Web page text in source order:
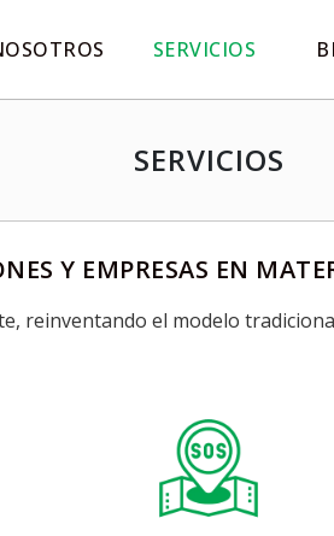
SERVICIOS
SERVICIOS
Y EMPRESAS EN
reinventando el modelo